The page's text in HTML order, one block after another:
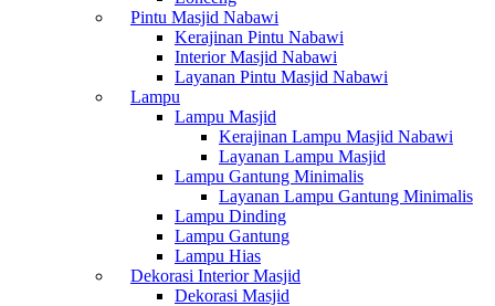
Pintu Masjid Nabawi
Kerajinan Pintu Nabawi
Interior Masjid Nabawi
Layanan Pintu Masjid Nabawi
Lampu
Lampu Masjid
Kerajinan Lampu Masjid Nabawi
Layanan Lampu Masjid
Lampu Gantung Minimalis
Layanan Lampu Gantung Minimalis
Lampu Dinding
Lampu Gantung
Lampu Hias
Dekorasi Interior Masjid
Dekorasi Masjid